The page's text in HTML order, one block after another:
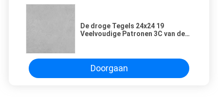
De droge Tegels 24x24 19
Veelvoudige Patronen 3C van de
Doorgaan